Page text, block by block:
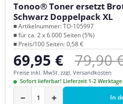
Tonoo® Toner ersetzt
Schwarz Doppelpack XL
■ Artikelnummer: TO-105997
■ für ca. 2 x 6.000 Seiten (5%)
■ Preis/100 Seiten: 0,58 €
Verkaufspreis:
69,95 € 79,90
Preise inkl. MwSt. zzgl. Versandkosten
Sofort lieferbar! Lieferzeit 1-2 Werktage
− + In